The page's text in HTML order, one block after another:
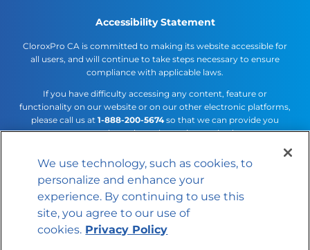
Accessibility Statement
CloroxPro CA is committed to making its website accessible for
all users, and will continue to take steps necessary to ensure
compliance with applicable laws.
If you have difficulty accessing any content, feature or
functionality on our website or on our other electronic platforms,
please call us at 1-888-200-5674so that we can provide you
access through an alternative method.
Cookies Settings
© 2026 The Clorox Company
We use technology, such as cookies, to
personalize and enhance your
experience. By continuing to use this
site, you agree to our use of
cookies. Privacy Policy